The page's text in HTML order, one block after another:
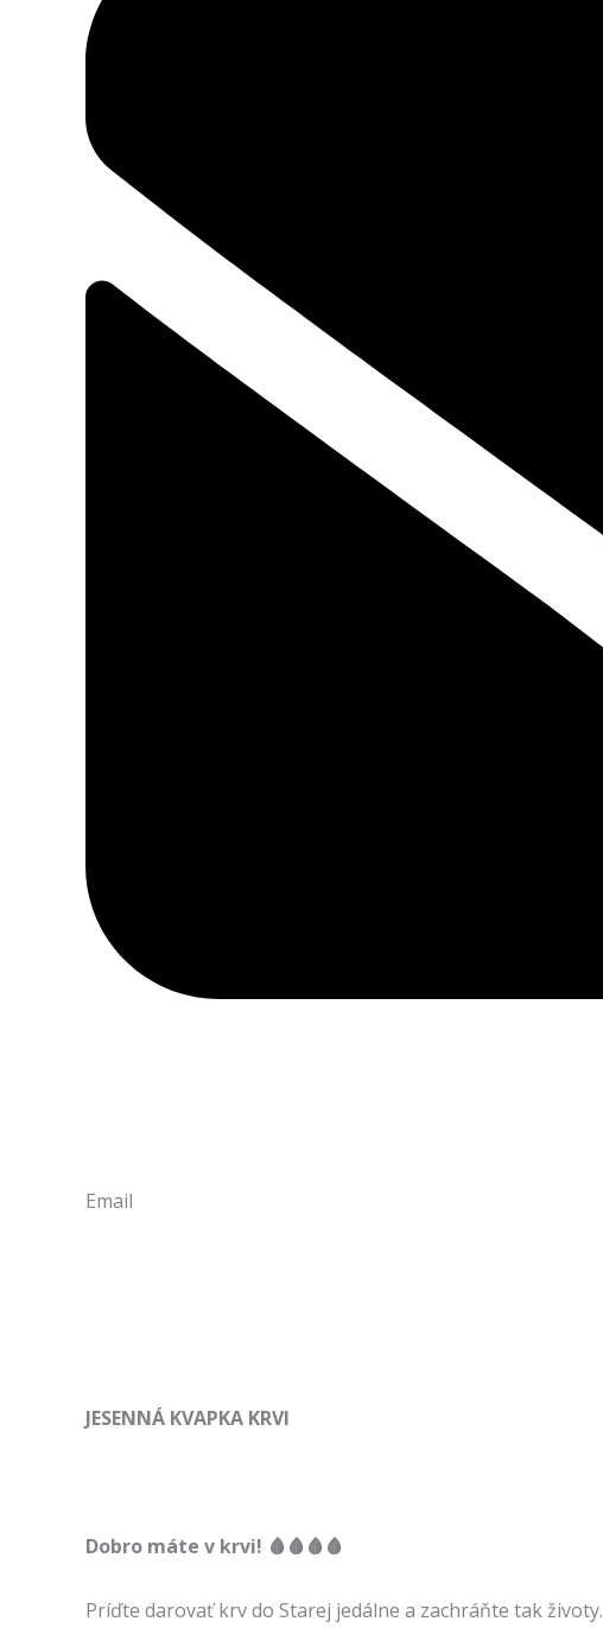
Email
JESENNÁ KVAPKA KRVI
Dobro máte v krvi! 🩸🩸🩸🩸
Príďte darovať krv do Starej jedálne a zachráňte tak životy.